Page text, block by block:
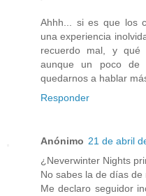
Ahhh... si es que los
una experiencia
recuerdo mal, y
aunque un poco
quedarnos a hablar
Responder
Anónimo 21 de abril
¿Neverwinter Nights
No sabes la de días
Me declaro seguidor